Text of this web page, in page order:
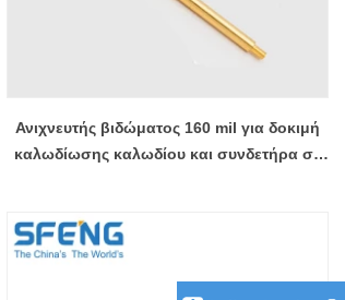
Ανιχνευτής βιδώματος 160 mil για δοκιμή
καλωδίωσης καλωδίου και συνδετήρα σε